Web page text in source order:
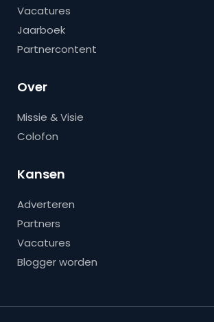
Vacatures
Jaarboek
Partnercontent
Over
Missie & Visie
Colofon
Kansen
Adverteren
Partners
Vacatures
Blogger worden